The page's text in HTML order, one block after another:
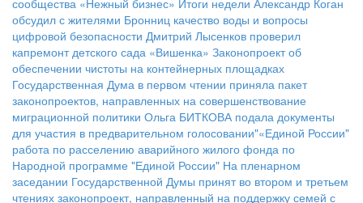
сообщества «Нежный бизнес» Итоги недели Александр Коган
обсудил с жителями Бронниц качество воды и вопросы
цифровой безопасности Дмитрий Лысенков проверил
капремонт детского сада «Вишенка» Законопроект об
обеспечении чистоты на контейнерных площадках
Государственная Дума в первом чтении приняла пакет
законопроектов, направленных на совершенствование
миграционной политики Ольга БИТКОВА подала документы
для участия в предварительном голосовании"«Единой России"
работа по расселению аварийного жилого фонда по
Народной программе "Единой России" На пленарном
заседании Государственной Думы принят во втором и третьем
чтениях законопроект, направленный на поддержку семей с